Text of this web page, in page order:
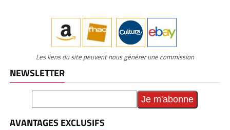
Les liens du site peuvent nous générer une commission
NEWSLETTER
AVANTAGES EXCLUSIFS